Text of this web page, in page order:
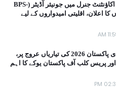
آفس آف دی ملٹری اکاؤنٹنٹ جنرل میں جونیئر آڈیٹر (BPS-
آسامیوں کا اعلان، اقلیتی امیدواروں کے لیے
انگلینڈ میں یومِ آزادی پاکستان 2026 کی تیاریاں عروج پر،
پریس کلب آف پاکستان یوکے کا اہم